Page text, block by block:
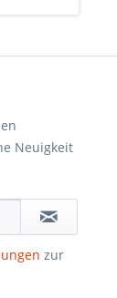
Neuigkeit
zur